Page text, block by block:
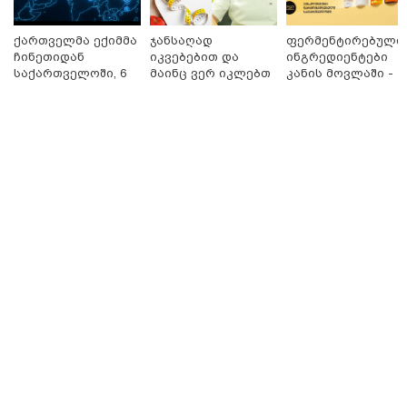
ნია იმნაძეს და ანასტასია
ბერუაშვილს ბრალდება
წარედგინათ - რამდენ წლიანი
ქართველმა ექიმმა
ჩინეთიდან
საქართველოში, 6
ჯანსაღად
იკვებებით და
მაინც ვერ იკლებთ
ფერმენტირებული
ინგრედიენტები
კანის მოვლაში -